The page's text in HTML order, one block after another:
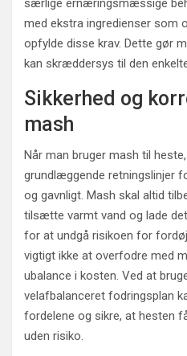
særlige ernæringsmæssige
med ekstra ingredienser som
opfylde disse krav. Dette gør
kan skræddersys til den
Sikkerhed og
mash
Når man bruger mash til
grundlæggende retningslinjer
og gavnligt. Mash skal altid
tilsætte varmt vand og lade
for at undgå risikoen for
vigtigt ikke at overfodre med
ubalance i kosten. Ved at
velafbalanceret fodringsplan
fordelene og sikre, at hesten
uden risiko.